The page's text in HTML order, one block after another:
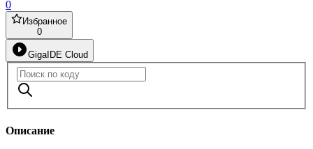
0
Избранное
0
GigaIDE Cloud
Описание